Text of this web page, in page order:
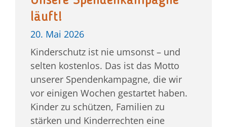
läuft!
20. Mai 2026
Kinderschutz ist nie umsonst – und
selten kostenlos. Das ist das Motto
unserer Spendenkampagne, die wir
vor einigen Wochen gestartet haben.
Kinder zu schützen, Familien zu
stärken und Kinderrechten eine